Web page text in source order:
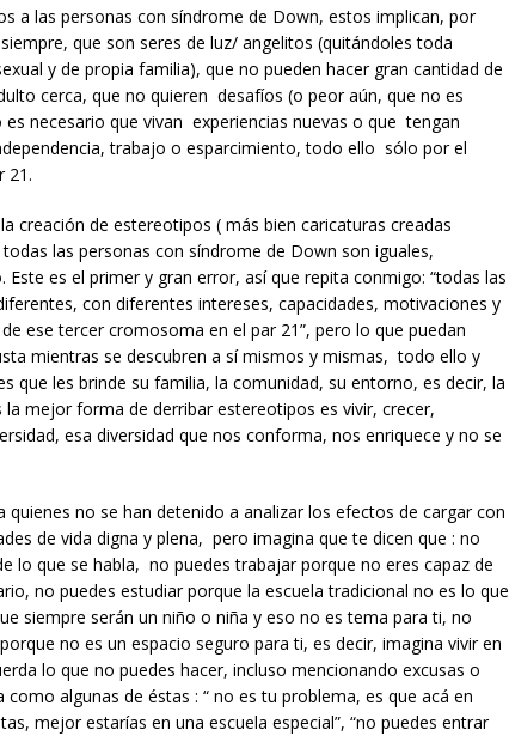
a las personas con síndrome de Down, estos implican, por
que son seres de luz/ angelitos (quitándoles toda
y de propia familia), que no pueden hacer gran cantidad de
cerca, que no quieren desafíos (o peor aún, que no es
necesario que vivan experiencias nuevas o que tengan
trabajo o esparcimiento, todo ello sólo por el
21.
creación de estereotipos ( más bien caricaturas creadas
las personas con síndrome de Down son iguales,
es el primer y gran error, así que repita conmigo: “todas las
con diferentes intereses, capacidades, motivaciones y
ese tercer cromosoma en el par 21”, pero lo que puedan
mientras se descubren a sí mismos y mismas, todo ello y
que les brinde su familia, la comunidad, su entorno, es decir, la
mejor forma de derribar estereotipos es vivir, crecer,
esa diversidad que nos conforma, nos enriquece y no se
no se han detenido a analizar los efectos de cargar con
de vida digna y plena, pero imagina que te dicen que : no
lo que se habla, no puedes trabajar porque no eres capaz de
no puedes estudiar porque la escuela tradicional no es lo que
siempre serán un niño o niña y eso no es tema para ti, no
no es un espacio seguro para ti, es decir, imagina vivir en
lo que no puedes hacer, incluso mencionando excusas o
como algunas de éstas : “ no es tu problema, es que acá en
mejor estarías en una escuela especial”, “no puedes entrar